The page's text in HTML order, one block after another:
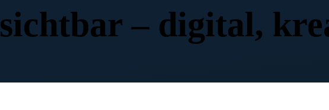
sichtbar – digital,